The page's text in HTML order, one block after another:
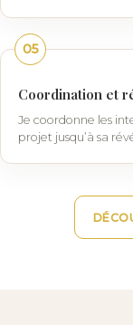
05
Coordination et
Je coordonne les
projet jusqu’à sa